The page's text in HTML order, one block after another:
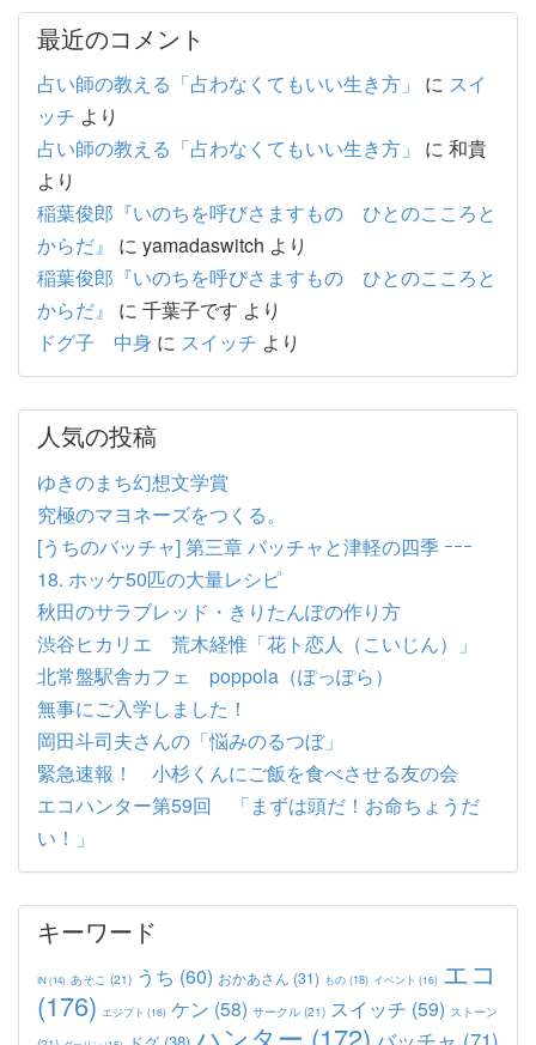
最近のコメント
占い師の教える「占わなくてもいい生き方」 に スイ
ッチ より
占い師の教える「占わなくてもいい生き方」
に 和貴
より
稲葉俊郎『いのちを呼びさますもの ひとのこころと
からだ』
に yamadaswitch より
稲葉俊郎『いのちを呼びさますもの ひとのこころと
からだ』
に 千葉子です より
ドグ子 中身 に スイッチ より
人気の投稿
ゆきのまち幻想文学賞
究極のマヨネーズをつくる。
[うちのバッチャ] 第三章 バッチャと津軽の四季 ｰｰｰ
18. ホッケ50匹の大量レシピ
秋田のサラブレッド・きりたんぽの作り方
渋谷ヒカリエ 荒木経惟「花ト恋人（こいじん）」
北常盤駅舎カフェ poppola（ぽっぽら）
無事にご入学しました！
岡田斗司夫さんの「悩みのるつぼ」
緊急速報！ 小杉くんにご飯を食べさせる友の会
エコハンター第59回 「まずは頭だ！お命ちょうだ
い！」
キーワード
IN(14) あそこ (21) うち (60) おかあさん (31) もの (18) イベント (16) エコ
(176) エジプト (16) ケン (58) サークル (21) スイッチ (59) ストーン
ハンター (172)